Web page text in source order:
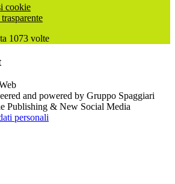
cookie
1073 volte
and powered by Gruppo Spaggiari
Publishing & New Social Media
personali